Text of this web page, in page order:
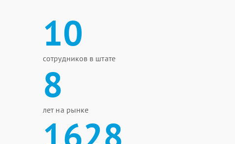
10
сотрудников в штате
8
лет на рынке